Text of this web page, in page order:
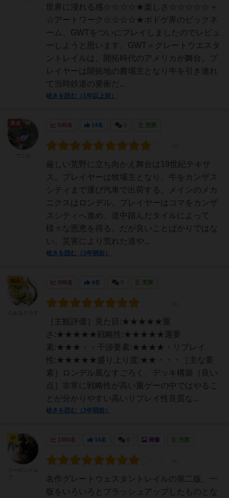
世界に浸れる感☆☆☆☆★楽しさ☆☆☆☆☆＋
☆アートワーク☆☆☆☆★ボドゲ界のビックネ
ーム、GWTをついにプレイしましたのでレビュ
ーしようと思います。GWT＝グレートウエスタ
ントレイルは、開拓時代のアメリカが舞台。プ
レイヤーは開拓地の農場主となり牛を引き連れ
て当時鉄道の要衝だ...
続きを読む（1年以上前）
545名 14名 充実
厳しい荒野に立ち向かえ舞台は19世紀テキサ
ス。プレイヤーは牧場主となり、牛をカンザス
シティまで運び汽車で出荷する。メインのメカ
ニクスはロンデル。プレイヤーはコマをカンザ
スシティへ進め、道中踏んだタイルによって
様々な恩恵を得る。だが良いことばかりではな
い。災害により荒れた道や...
続きを読む（3年弱前）
698名 4名 充実
［主観評価］見た目:★★★★★重
さ:★★★★★戦略性:★★★★★運要
素:★★★・・干渉要素:★★★★・リプレイ
性:★★★★★盛り上り度:★★・・・［主な要
素］ロンデル風なすごろく、デッキ構築［良い
点］非常に戦略性が高い重ゲーの中ではやるこ
とが分かりやすい高いリプレイ性良質な...
続きを読む（3年弱前）
仙人
1303名 14名 画像 充実
名作グレートウェスタントレイルの第二版、一
版をいろいろとブラッシュアップしたものとな
神